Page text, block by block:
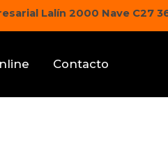
Lalín 2000 Nave C27
Contacto